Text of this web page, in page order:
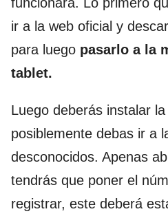
ir a la web oficial y
para luego pasarlo a la
tablet.
Luego deberás instalar
posiblemente debas ir a
desconocidos. Apenas
tendrás que poner el
registrar, este deberá